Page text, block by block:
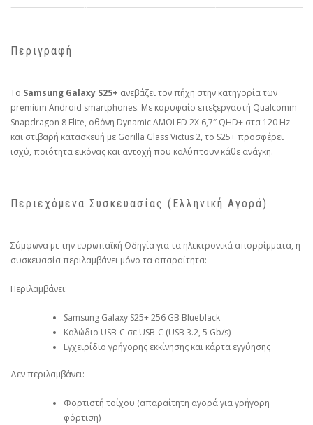
Περιγραφή
Το Samsung Galaxy S25+ ανεβάζει τον πήχη στην κατηγορία των
premium Android smartphones. Με κορυφαίο επεξεργαστή Qualcomm
Snapdragon 8 Elite, οθόνη Dynamic AMOLED 2X 6,7″ QHD+ στα 120 Hz
και στιβαρή κατασκευή με Gorilla Glass Victus 2, το S25+ προσφέρει
ισχύ, ποιότητα εικόνας και αντοχή που καλύπτουν κάθε ανάγκη.
Περιεχόμενα Συσκευασίας (Ελληνική Αγορά)
Σύμφωνα με την ευρωπαϊκή Οδηγία για τα ηλεκτρονικά απορρίμματα, η
συσκευασία περιλαμβάνει μόνο τα απαραίτητα:
Περιλαμβάνει:
Samsung Galaxy S25+ 256 GB Blueblack
Καλώδιο USB-C σε USB-C (USB 3.2, 5 Gb/s)
Εγχειρίδιο γρήγορης εκκίνησης και κάρτα εγγύησης
Δεν περιλαμβάνει:
Φορτιστή τοίχου (απαραίτητη αγορά για γρήγορη
φόρτιση)